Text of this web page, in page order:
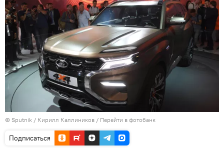
© Sputnik / Кирилл Каллиников / Перейти в фотобанк
Подписаться